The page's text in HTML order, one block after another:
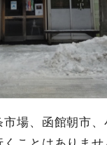
場、函館朝市